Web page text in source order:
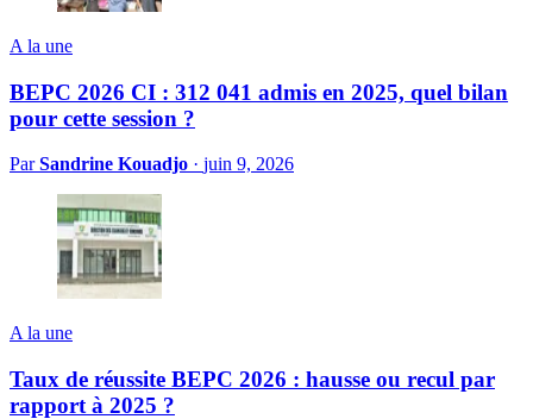
A la une
BEPC 2026 CI : 312 041 admis en 2025, quel bilan
pour cette session ?
ParSandrine Kouadjo · juin 9, 2026
A la une
Taux de réussite BEPC 2026 : hausse ou recul par
rapport à 2025 ?